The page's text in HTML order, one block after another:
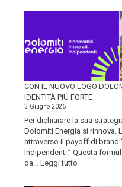
SASSO
CON IL NUOVO LOGO
IDENTITÀ PIÚ FORTE
3 Giugno 2026
Per dichiarare la sua
Dolomiti Energia si rinnova.
attraverso il payoff di brand
Indipendenti.” Questa
da… Leggi tutto